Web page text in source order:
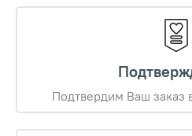
Подтвердим Ваш заказ